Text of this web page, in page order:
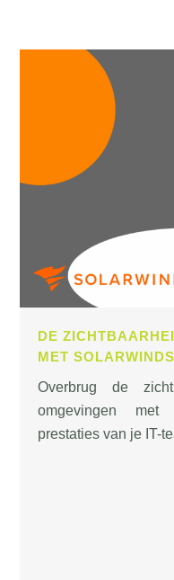
DE
MET
Overbrug de
omgevingen met
prestaties van je IT-